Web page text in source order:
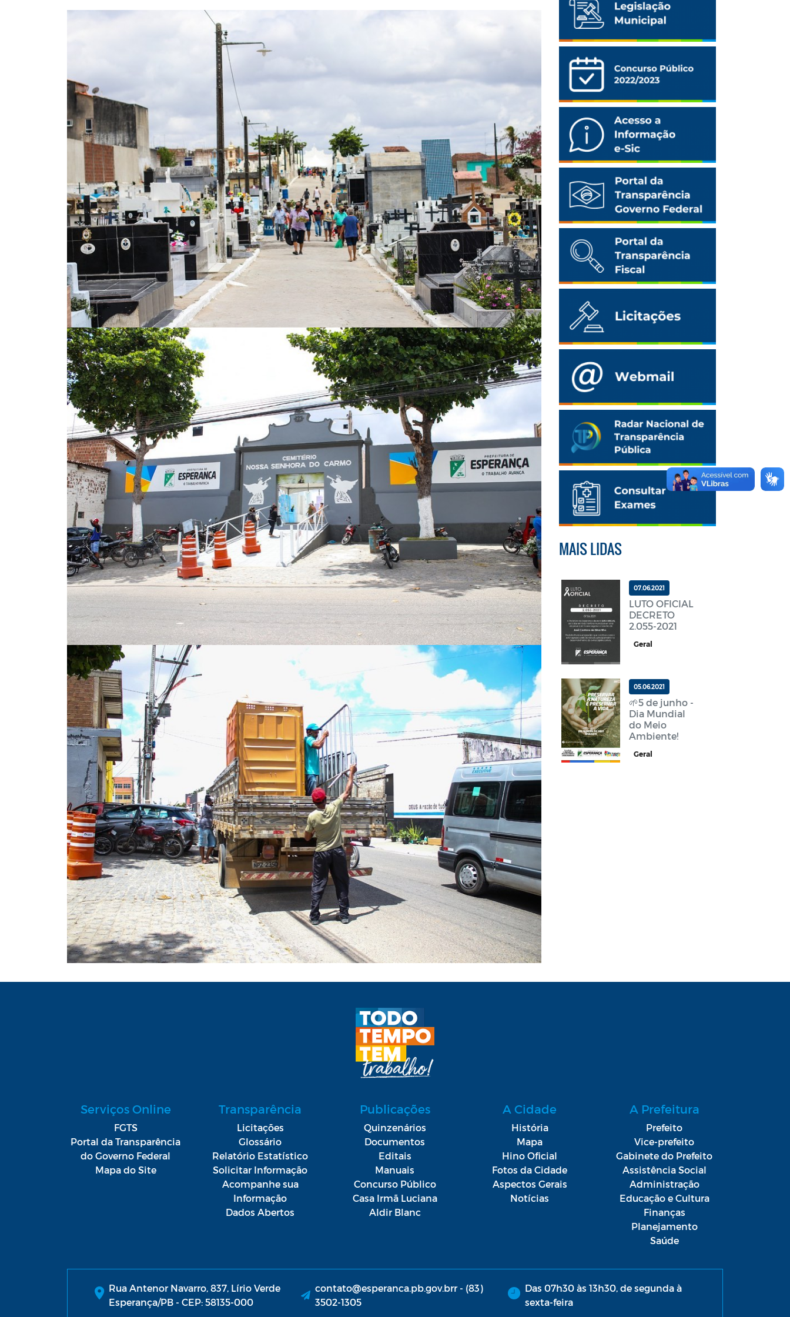
MAIS LIDAS
07.06.2021
LUTO OFICIAL
DECRETO
2.055-2021
Geral
05.06.2021
🌱5 de junho -
Dia Mundial
do Meio
Ambiente!
Geral
Serviços Online
FGTS
Portal da Transparência
do Governo Federal
Mapa do Site
Transparência
Licitações
Glossário
Relatório Estatístico
Solicitar Informação
Acompanhe sua
Informação
Dados Abertos
Publicações
Quinzenários
Documentos
Editais
Manuais
Concurso Público
Casa Irmã Luciana
Aldir Blanc
A Cidade
História
Mapa
Hino Oficial
Fotos da Cidade
Aspectos Gerais
Notícias
A Prefeitura
Prefeito
Vice-prefeito
Gabinete do Prefeito
Assistência Social
Administração
Educação e Cultura
Finanças
Planejamento
Saúde
Rua Antenor Navarro, 837, Lírio Verde
Esperança/PB - CEP: 58135-000
contato@esperanca.pb.gov.brr - (83)
3502-1305
Das 07h30 às 13h30, de segunda à
sexta-feira